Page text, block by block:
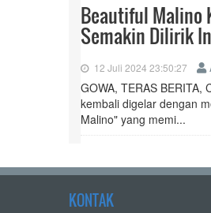
Beautiful Malino
Semakin Dilirik
12 Juli 2024 23:50:27
GOWA, TERAS BERITA,
kembali digelar dengan
Malino" yang memi...
KONTAK